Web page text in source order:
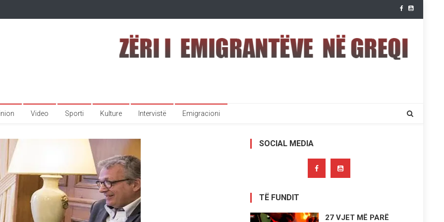
Video Sporti Kulture Intervistë Emigracioni
SOCIAL MEDIA
TË FUNDIT
27 VJET MË PARË